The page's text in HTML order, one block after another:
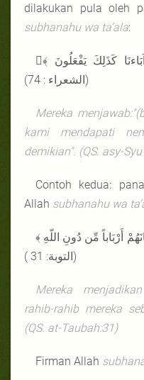
dilakukan pula oleh
subhanahu wa ta’ala:
قال تعالى: ﴿ قَالُوا بَلْ وَجَدْنَا آبَاءنَا كَذَلِكَ يَفْعَلُونَ ﴾
(الشعراء : 74)
Mereka
kami mendapati
demikian". (QS. asy-
Contoh kedua:
Allah subhanahu wa
أَرْبَاباً مِّن دُونِ اللّهِ ﴾
(التوبة: 31 )
Mereka
rahib-rahib mereka
(QS. at-Taubah:31)
Firman Allah